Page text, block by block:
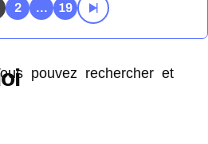
2:06
2:06
88
1:41
1:41
74
2 ... 19
pouvez rechercher et